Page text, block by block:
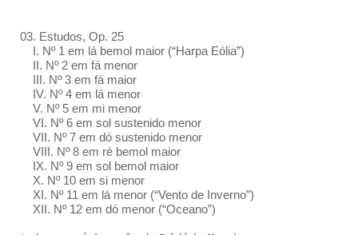
03. Estudos, Op. 25
I. Nº 1 em lá bemol maior (“Harpa Eólia”)
II. Nº 2 em fá menor
III. Nº 3 em fá maior
IV. Nº 4 em lá menor
V. Nº 5 em mi menor
VI. Nº 6 em sol sustenido menor
VII. Nº 7 em dó sustenido menor
VIII. Nº 8 em ré bemol maior
IX. Nº 9 em sol bemol maior
X. Nº 10 em si menor
XI. Nº 11 em lá menor (“Vento de Inverno”)
XII. Nº 12 em dó menor (“Oceano”)